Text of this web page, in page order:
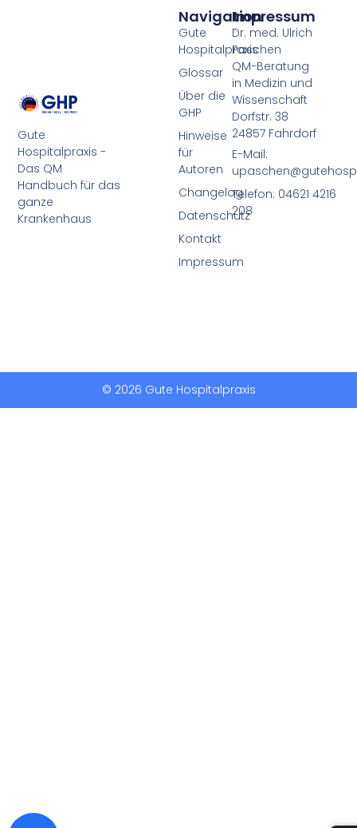
Gute
Hospitalpraxis -
Das QM
Handbuch für das
ganze
Krankenhaus
Navigation
Gute
Hospitalpraxis
Glossar
Über die
GHP
Hinweise
für
Autoren
Changelog
Datenschutz
Kontakt
Impressum
Impressum
Dr. med. Ulrich
Paschen
QM-Beratung
in Medizin und
Wissenschaft
Dorfstr. 38
24857 Fahrdorf
E-Mail:
Telefon: 04621 4216
208
© 2026 Gute Hospitalpraxis